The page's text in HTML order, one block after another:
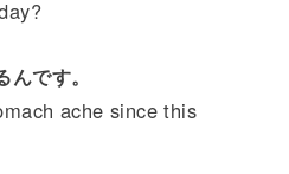
です。
ache since this